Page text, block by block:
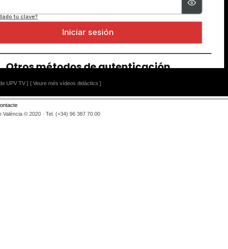
UPV TV ] [ Veure més vídeos didàctics ]
València © 2020 · Tel. (+34) 96 387 70 00